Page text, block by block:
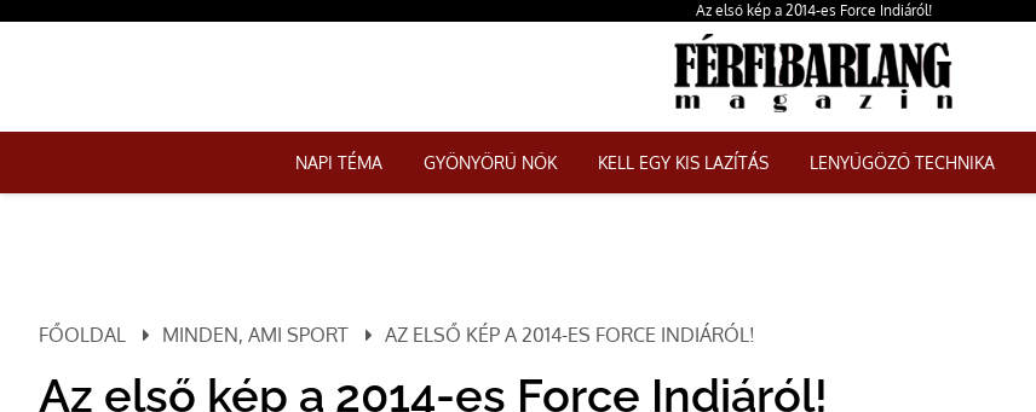
Az első kép a 2014-es Force Indiáról!
NAPI TÉMA GYÖNYÖRŰ NŐK KELL EGY KIS LAZÍTÁS LENYŰGÖZŐ TECHNIKA
FŐOLDAL MINDEN, AMI SPORT AZ ELSŐ KÉP A 2014-ES FORCE INDIÁRÓL!
Az első kép a 2014-es Force Indiáról!